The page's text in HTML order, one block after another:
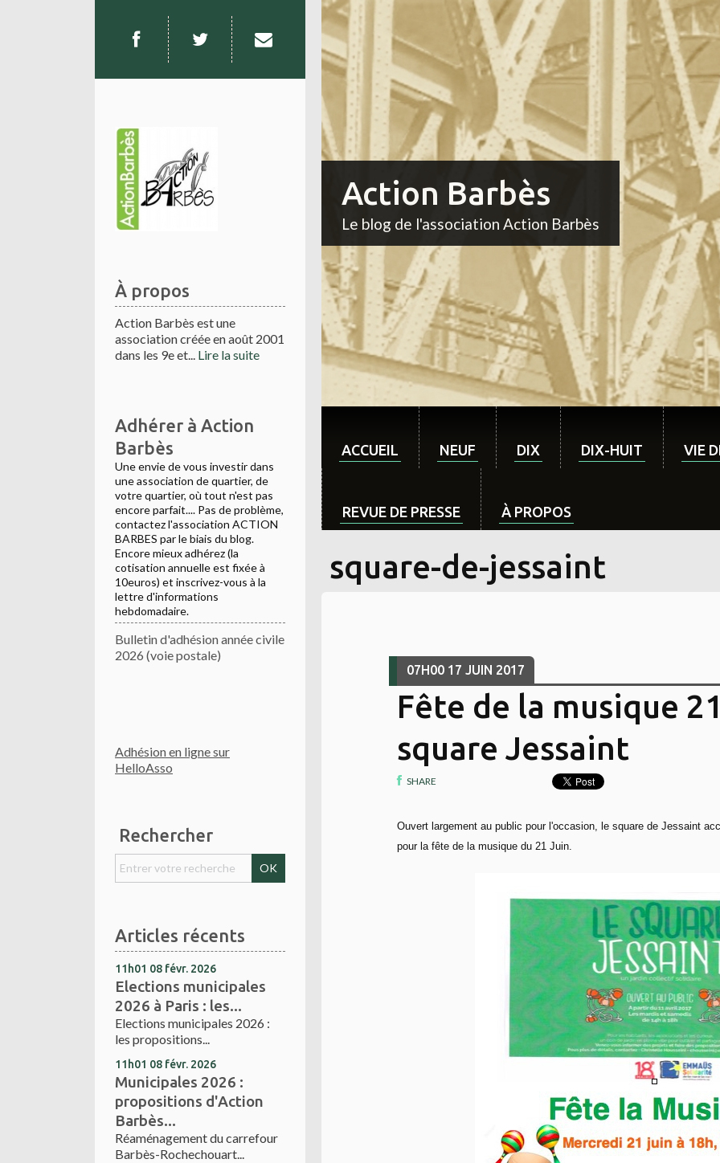
À propos
Action Barbès est une
association créée en août 2001
dans les 9e et... Lire la suite
Adhérer à Action
Barbès
Une envie de vous investir dans
une association de quartier, de
votre quartier, où tout n'est pas
encore parfait.... Pas de problème,
contactez l'association ACTION
BARBES par le biais du blog.
Encore mieux adhérez (la
cotisation annuelle est fixée à
10euros) et inscrivez-vous à la
lettre d'informations
hebdomadaire.
Bulletin d'adhésion année civile
2026 (voie postale)
Adhésion en ligne sur
HelloAsso
Rechercher
Articles récents
11h01 08 févr. 2026
Elections municipales
2026 à Paris : les...
Elections municipales 2026 :
les propositions...
11h01 08 févr. 2026
Municipales 2026 :
propositions d'Action
Barbès...
Réaménagement du carrefour
Barbès-Rochechouart...
Action Barbès
Le blog de l'association Action Barbès
ACCUEIL NEUF DIX DIX-HUIT VIE
REVUE DE PRESSE À PROPOS
square-de-jessaint
07H00 17 JUIN 2017
Fête de la musique
square Jessaint
SHARE
Ouvert largement au public pour l'occasion, le square de Jessaint
pour la fête de la musique du 21 Juin.